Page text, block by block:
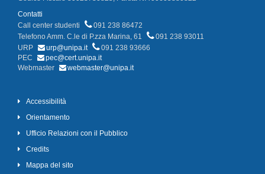
Contatti
Call center studenti
091 238 86472
Telefono Amm. C.le di P.zza Marina, 61
091 238 93011
URP
urp@unipa.it
091 238 93666
PEC
pec@cert.unipa.it
Webmaster
webmaster@unipa.it
Accessibilità
Orientamento
Ufficio Relazioni con il Pubblico
Credits
Mappa del sito